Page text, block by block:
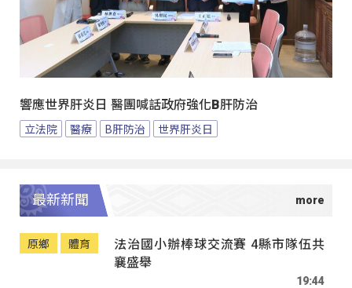
響應世界肝炎日 醫團喊話政府強化B肝防治
立法院 醫療 B肝防治 世界肝炎日
最新新聞
原鄉 體育
法治國小辦棒球交流賽 4縣市隊伍共
襄盛舉
19:44